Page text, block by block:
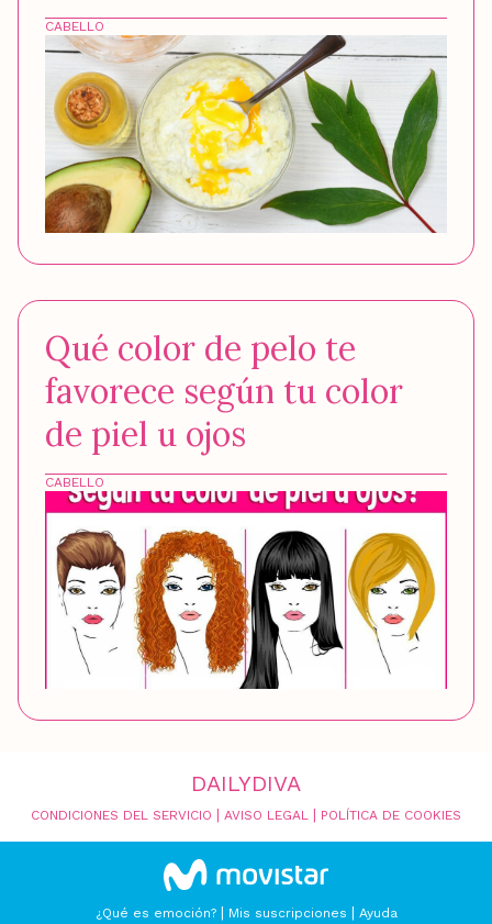
CABELLO
CABELLO
Qué color de pelo te
favorece según tu color
de piel u ojos
DAILYDIVA
CONDICIONES DEL SERVICIO AVISO LEGAL POLÍTICA DE COOKIES
¿Qué es emoción?| Mis suscripciones Ayuda